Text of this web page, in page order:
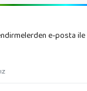
e-posta